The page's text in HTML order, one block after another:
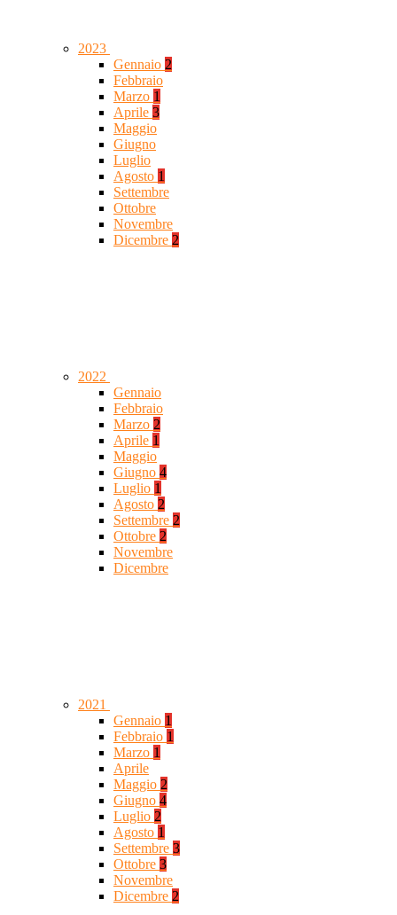
2023
Gennaio 2
Febbraio
Marzo 1
Aprile 3
Maggio
Giugno
Luglio
Agosto 1
Settembre
Ottobre
Novembre
Dicembre 2
2022
Gennaio
Febbraio
Marzo 2
Aprile 1
Maggio
Giugno 4
Luglio 1
Agosto 2
Settembre 2
Ottobre 2
Novembre
Dicembre
2021
Gennaio 1
Febbraio 1
Marzo 1
Aprile
Maggio 2
Giugno 4
Luglio 2
Agosto 1
Settembre 3
Ottobre 3
Novembre
Dicembre 2